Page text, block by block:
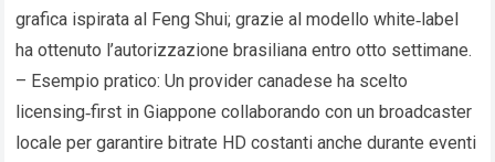
grafica ispirata al Feng Shui; grazie al modello white‑label
ha ottenuto l’autorizzazione brasiliana entro otto settimane.
– Esempio pratico: Un provider canadese ha scelto
licensing‑first in Giappone collaborando con un broadcaster
locale per garantire bitrate HD costanti anche durante eventi